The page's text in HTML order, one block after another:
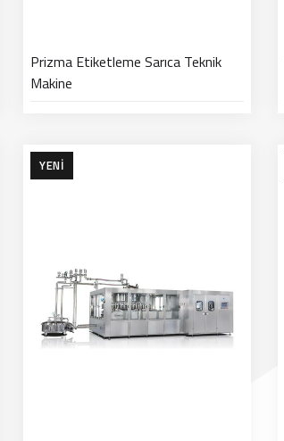
Prizma Etiketleme Sarıca Teknik
Makine
YENI